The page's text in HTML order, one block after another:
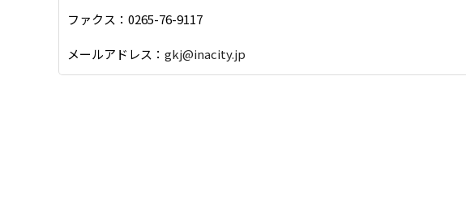
ファクス：0265-76-9117
メールアドレス： gkj@inacity.jp